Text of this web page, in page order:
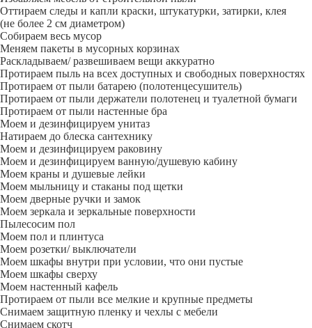
Оттираем следы и капли краски, штукатурки, затирки, клея
(не более 2 см диаметром)
Собираем весь мусор
Меняем пакеты в мусорных корзинах
Раскладываем/ развешиваем вещи аккуратно
Протираем пыль на всех доступных и свободных поверхностях
Протираем от пыли батарею (полотенцесушитель)
Протираем от пыли держатели полотенец и туалетной бумаги
Протираем от пыли настенные бра
Моем и дезинфицируем унитаз
Натираем до блеска сантехнику
Моем и дезинфицируем раковину
Моем и дезинфицируем ванную/душевую кабину
Моем краны и душевые лейки
Моем мыльницу и стаканы под щетки
Моем дверные ручки и замок
Моем зеркала и зеркальные поверхности
Пылесосим пол
Моем пол и плинтуса
Моем розетки/ выключатели
Моем шкафы внутри при условии, что они пустые
Моем шкафы сверху
Моем настенный кафель
Протираем от пыли все мелкие и крупные предметы
Снимаем защитную пленку и чехлы с мебели
Снимаем скотч